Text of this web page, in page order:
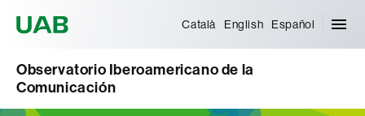
Català English Español
Observatorio Iberoamericano de la
Comunicación